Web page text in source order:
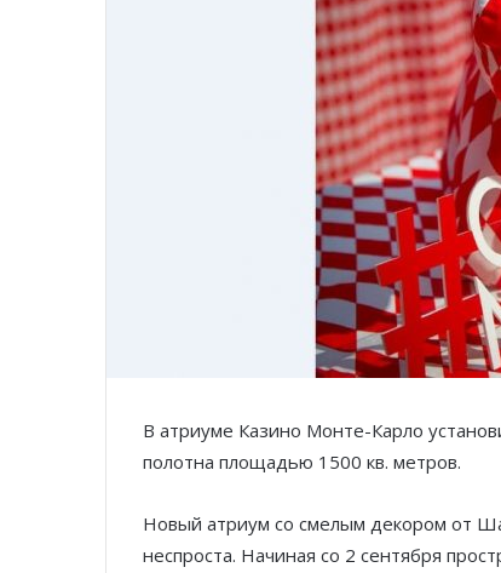
В атриуме Казино Монте-Карло
полотна площадью 1500 кв. метров.
Новый атриум со смелым декором от
неспроста. Начиная со 2 сентября